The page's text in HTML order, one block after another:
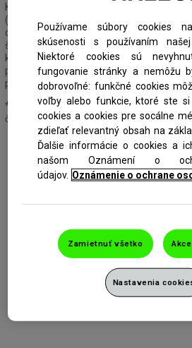
Kyseliny v strave Vašich detí môžu
(zubnú sklovinu) a tým sa stáva
opotrebovala. Zubná pasta Sensodyne
špeciálne zloženie pre ochranu zubov
kyselinami v strave a je vhodná pre deti od
pasta Sensodyne Pronamel aktívne
poskytuje ochranu proti zubnému kazu.
***Obsahuje fluorid, a tým pomáha
čistení zubov 2x denne.
Používame súbory cookies
skúsenosti s používaním
Niektoré cookies sú
fungovanie stránky a nemôžu
dobrovoľné: funkčné cookies
voľby alebo funkcie, ktoré ste
cookies a cookies pre socálne
zdieľať relevantný obsah na
Ďalšie informácie o cookies a
našom Oznámení o
údajov. Oznámenie o ochrane
Zamietnuť všetko
Nastavenia